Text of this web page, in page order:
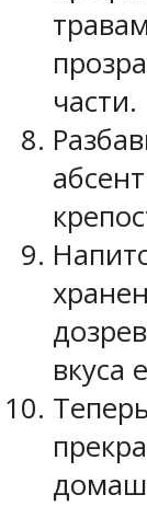
части.
вкуса